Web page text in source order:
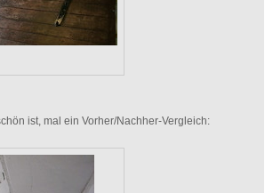
ist, mal ein Vorher/Nachher-Vergleich: